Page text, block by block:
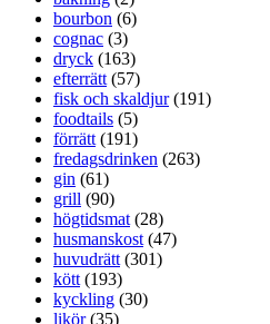
bourbon (6)
cognac (3)
dryck (163)
efterrätt (57)
fisk och skaldjur(191)
foodtails (5)
förrätt (191)
fredagsdrinken (263)
gin (61)
grill (90)
högtidsmat (28)
husmanskost (47)
huvudrätt (301)
kött (193)
kyckling (30)
likör(35)